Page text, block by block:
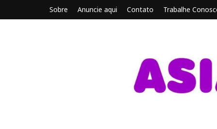
Sobre Anuncie aqui Contato Trabalhe